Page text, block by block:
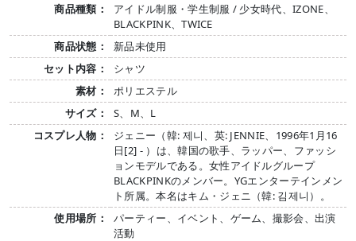
商品種類：
アイドル制服・学生制服 / 少女時代、IZONE、
BLACKPINK、TWICE
商品状態：
新品未使用
セット内容：
シャツ
素材：
ポリエステル
サイズ：
S、M、L
コスプレ人物：
ジェニー（韓: 제니、英: JENNIE、1996年1月16
日[2] - ）は、韓国の歌手、ラッパー、ファッシ
ョンモデルである。女性アイドルグループ
BLACKPINKのメンバー。YGエンターテインメン
ト所属。本名はキム・ジェニ（韓: 김제니）。
使用場所：
パーティー、イベント、ゲーム、撮影会、出演
活動